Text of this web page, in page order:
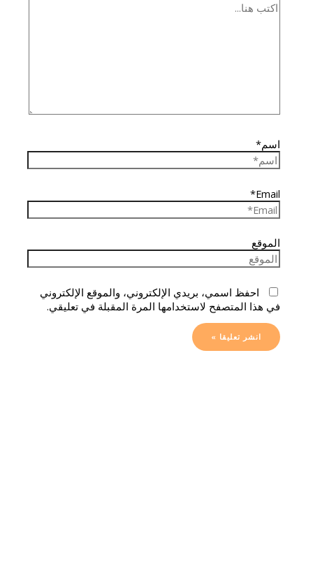
اسم*
Email*
الموقع
احفظ اسمي، بريدي الإلكتروني، والموقع الإلكتروني
في هذا المتصفح لاستخدامها المرة المقبلة في تعليقي.